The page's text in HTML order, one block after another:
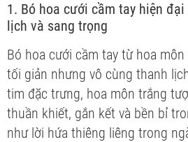
1. Bó hoa cưới cầm tay hiện
lịch và sang trọng
Bó hoa cưới cầm tay từ hoa
tối giản nhưng vô cùng thanh
tim đặc trưng, hoa môn trắng
thuần khiết, gắn kết và bền bỉ
như lời hứa thiêng liêng trong